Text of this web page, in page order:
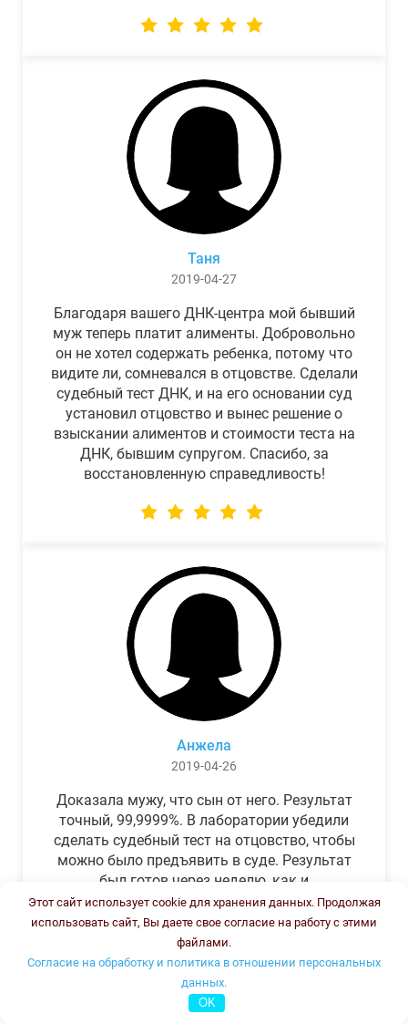
Таня
2019-04-27
Благодаря вашего ДНК-центра мой бывший
муж теперь платит алименты. Добровольно
он не хотел содержать ребенка, потому что
видите ли, сомневался в отцовстве. Сделали
судебный тест ДНК, и на его основании суд
установил отцовство и вынес решение о
взыскании алиментов и стоимости теста на
ДНК, бывшим супругом. Спасибо, за
восстановленную справедливость!
Анжела
2019-04-26
Доказала мужу, что сын от него. Результат
точный, 99,9999%. В лаборатории убедили
сделать судебный тест на отцовство, чтобы
можно было предъявить в суде. Результат
был готов через неделю, как и
обещали.Теперь муж бегает и извиняется.
Этот сайт использует cookie для хранения данных. Продолжая
использовать сайт, Вы даете свое согласие на работу с этими
файлами.
Согласие на обработку и политика в отношении персональных
данных.
OK